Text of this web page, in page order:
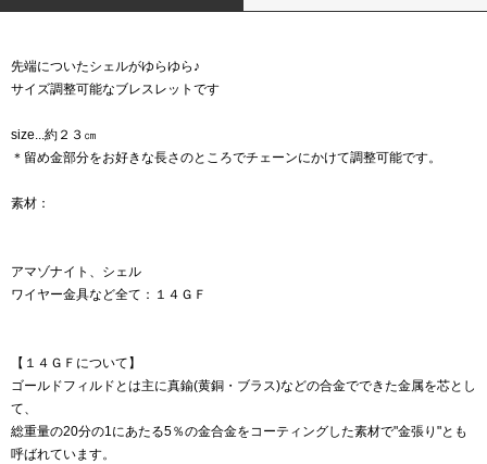
先端についたシェルがゆらゆら♪
サイズ調整可能なブレスレットです
size...約２３㎝
＊留め金部分をお好きな長さのところでチェーンにかけて調整可能です。
素材：
アマゾナイト、シェル
ワイヤー金具など全て：１４ＧＦ
【１４ＧＦについて】
ゴールドフィルドとは主に真鍮(黄銅・ブラス)などの合金でできた金属を芯とし
て、
総重量の20分の1にあたる5％の金合金をコーティングした素材で"金張り"とも
呼ばれています。